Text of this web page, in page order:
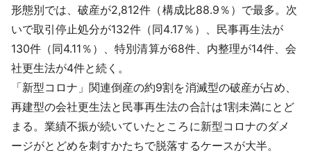
形態別では、破産が2,812件（構成比88.9％）で最多。次
いで取引停止処分が132件（同4.17％）、民事再生法が
130件（同4.11％）、特別清算が68件、内整理が14件、会
社更生法が4件と続く。
「新型コロナ」関連倒産の約9割を消滅型の破産が占め、
再建型の会社更生法と民事再生法の合計は1割未満にとど
まる。業績不振が続いていたところに新型コロナのダメ
ージがとどめを刺すかたちで脱落するケースが大半。